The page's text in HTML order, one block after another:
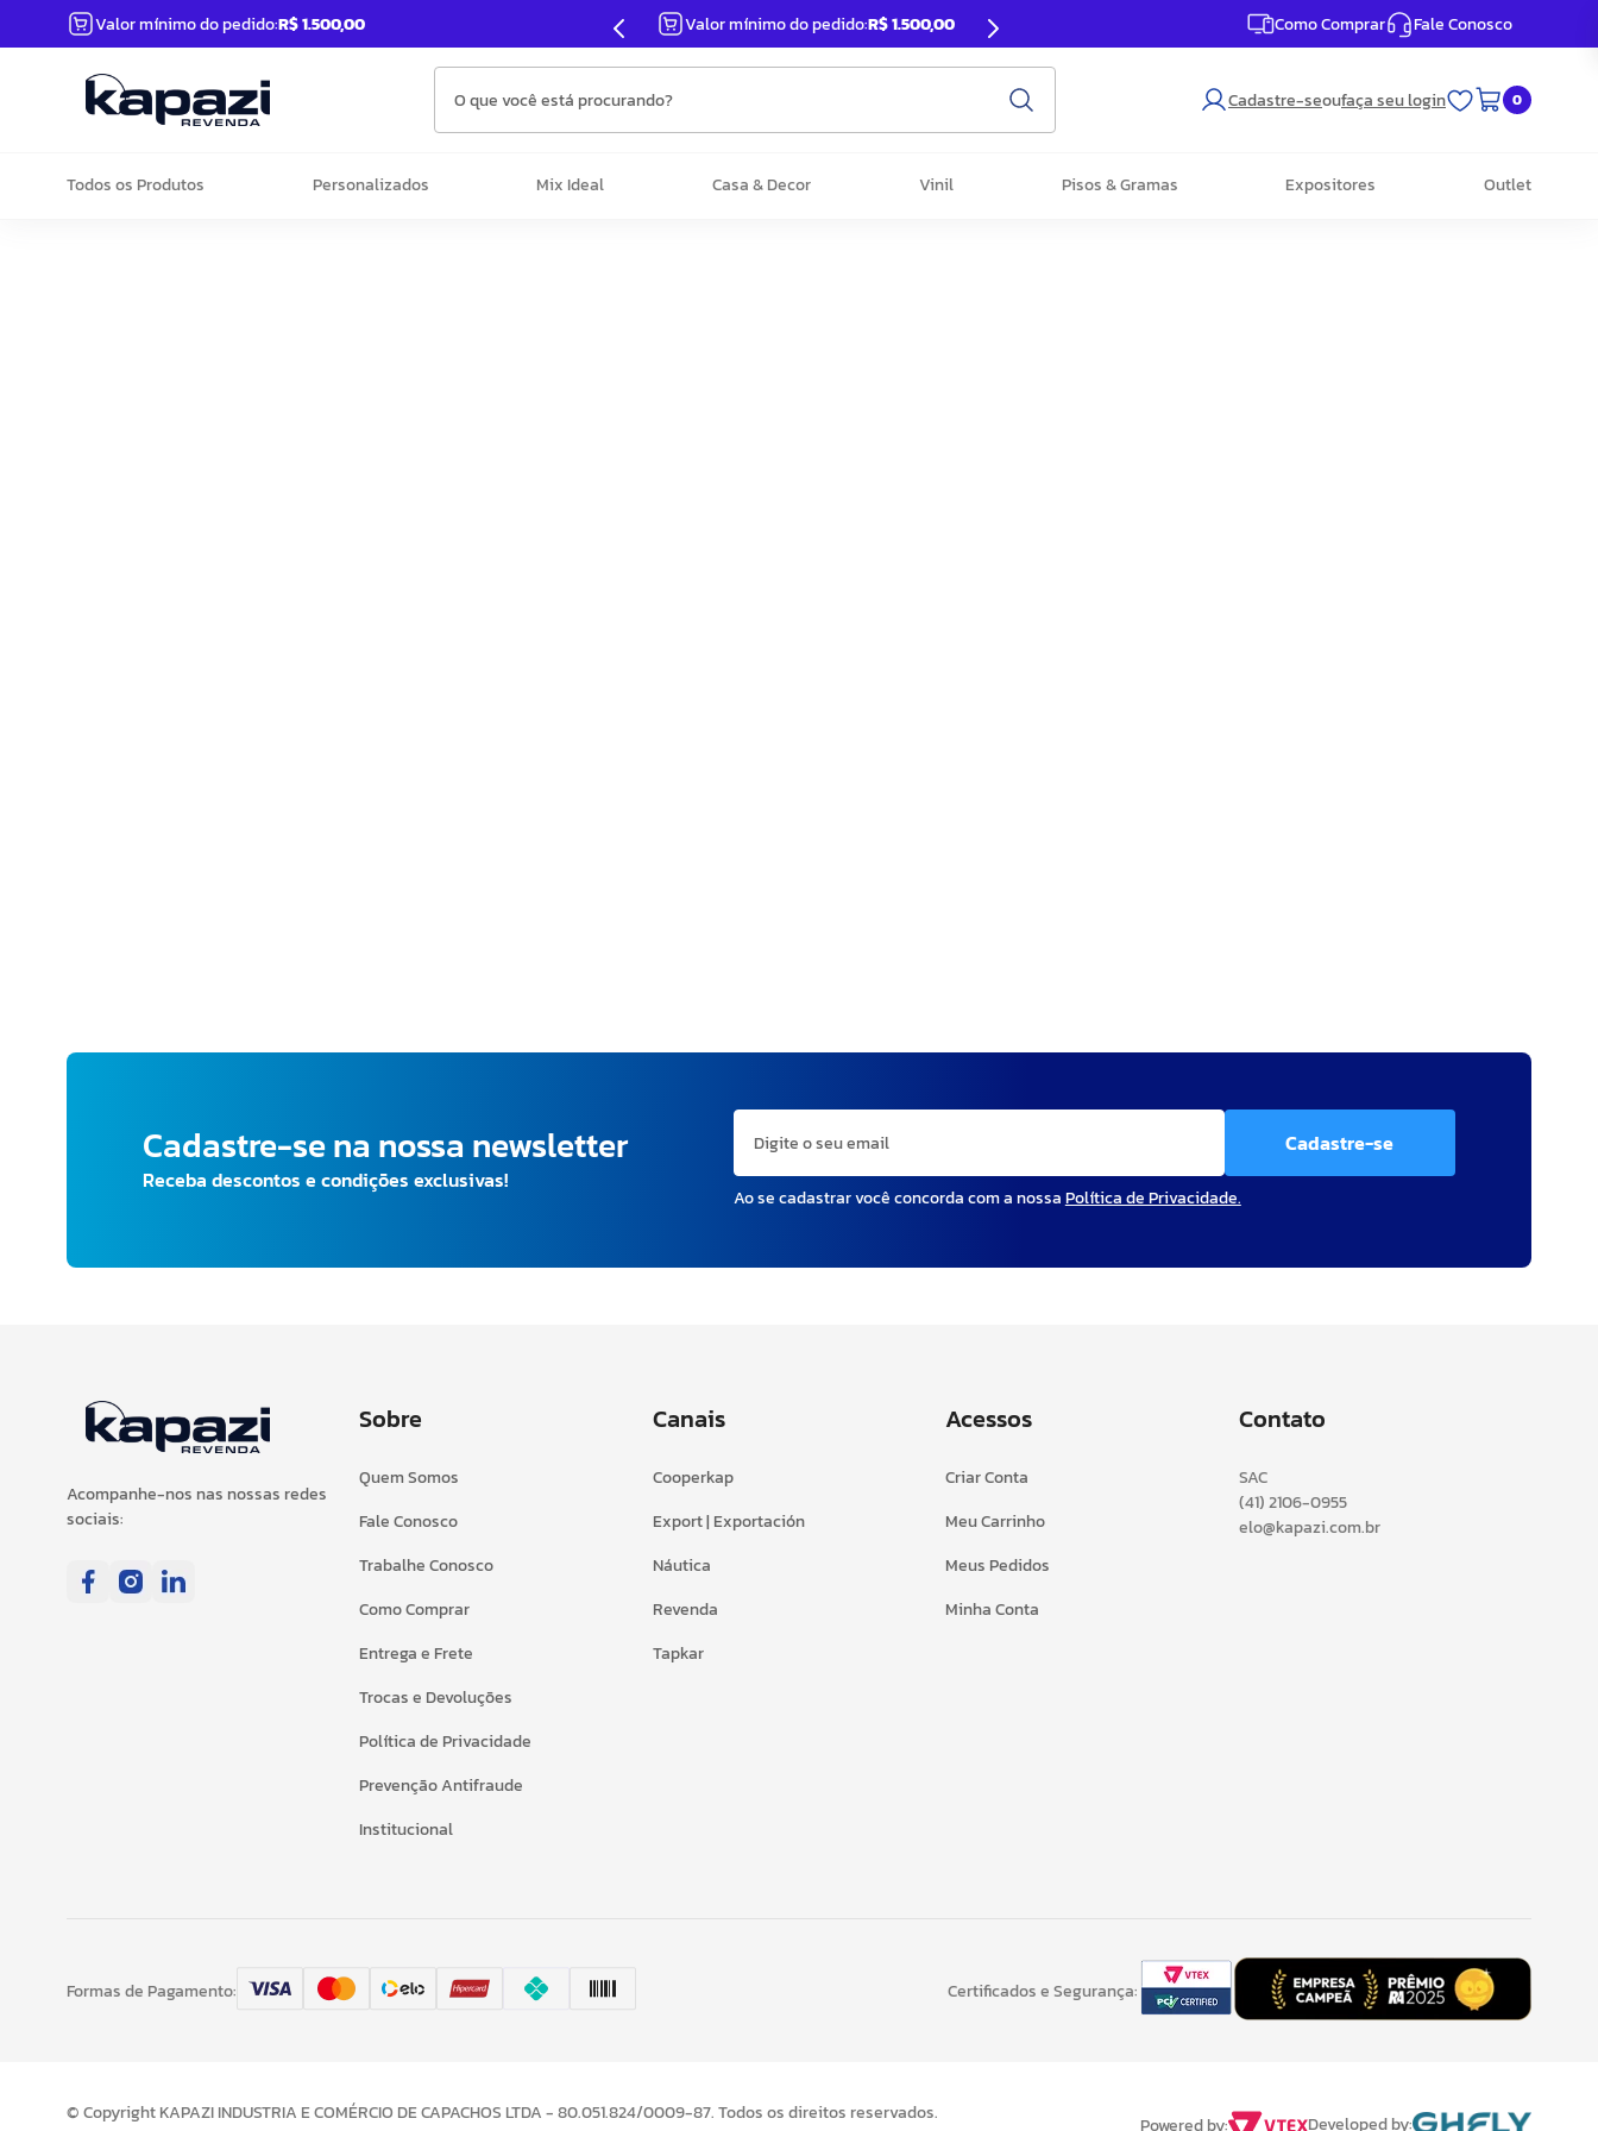
Valor mínimo do pedido:R$ 1.500,00 Valor mínimo do pedido:R$ 1.500,00 Como Comprar Fale Conosco
O que você está procurando?
Cadastre-seoufaça seu login 0
Todos os Produtos Personalizados Mix Ideal Casa & Decor Vinil Pisos & Gramas Expositores Outlet
Cadastre-se na nossa newsletter
Receba descontos e condições exclusivas!
Cadastre-se
Ao se cadastrar você concorda com a nossaPolítica de Privacidade.
Acompanhe-nos nas nossas redes
sociais:
Sobre
Quem Somos
Fale Conosco
Trabalhe Conosco
Como Comprar
Entrega e Frete
Trocas e Devoluções
Política de Privacidade
Prevenção Antifraude
Institucional
Canais
Cooperkap
Export | Exportación
Náutica
Revenda
Tapkar
Acessos
Criar Conta
Meu Carrinho
Meus Pedidos
Minha Conta
Contato
SAC
(41) 2106-0955
elo@kapazi.com.br
Formas de Pagamento: Certificados e Segurança:
© Copyright KAPAZI INDUSTRIA E COMÉRCIO DE CAPACHOS LTDA - 80.051.824/0009-87. Todos os direitos reservados.
Powered by: Developed by: